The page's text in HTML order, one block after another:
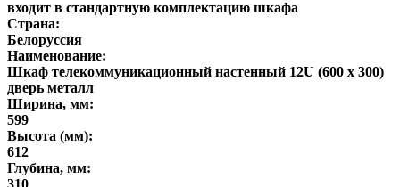
входит в стандартную комплектацию шкафа
Страна:
Белоруссия
Наименование:
Шкаф телекоммуникационный настенный 12U (600 х 300)
дверь металл
Ширина, мм:
599
Высота (мм):
612
Глубина, мм:
310